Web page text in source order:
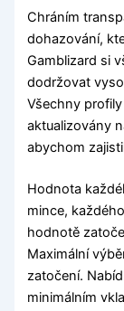
Chráním
dohazování,
Gamblizard si
dodržovat
Všechny
aktualizovány
abychom
Hodnota
mince,
hodnotě
Maximální
zatočení.
minimálním